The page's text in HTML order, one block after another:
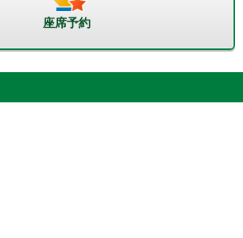
座席予約